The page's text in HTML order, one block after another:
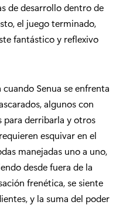
de desarrollo dentro de
el juego terminado,
fantástico y reflexivo
Senua se enfrenta
algunos con
para derribarla y otros
esquivar en el
manejadas uno a uno,
desde fuera de la
frenética, se siente
y la suma del poder